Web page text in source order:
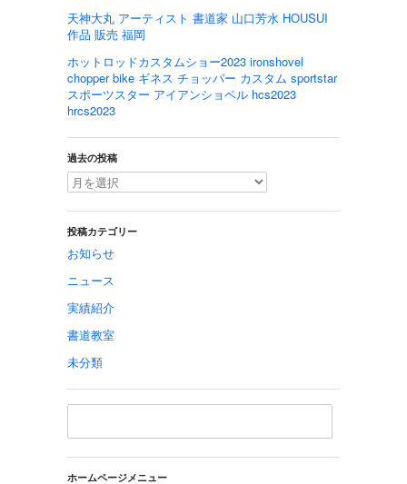
天神大丸 アーティスト 書道家 山口芳水 HOUSUI
作品 販売 福岡
ホットロッドカスタムショー2023 ironshovel
chopper bike ギネス チョッパー カスタム sportstar
スポーツスター アイアンショベル hcs2023
hrcs2023
過去の投稿
投稿カテゴリー
お知らせ
ニュース
実績紹介
書道教室
未分類
ホームページメニュー